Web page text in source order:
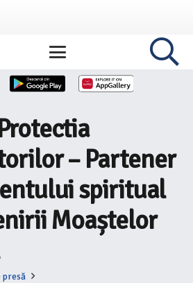
– Partener
spiritual
Moaștelor
presă